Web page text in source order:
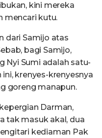
kini mereka
mencari kutu.
dari Samijo atas
bagi Samijo,
Nyi Sumi adalah satu-
krenyes-krenyesnya
goreng manapun.
Darman,
tak masuk akal, dua
kediaman Pak